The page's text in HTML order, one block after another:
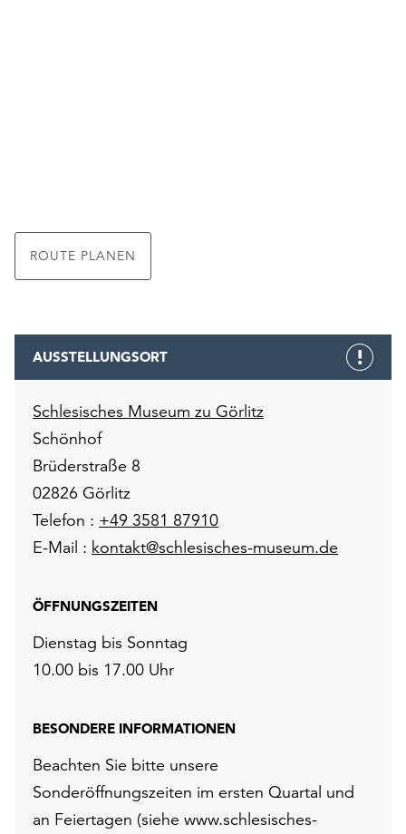
ROUTE PLANEN
AUSSTELLUNGSORT
Schlesisches Museum zu Görlitz
Schönhof
Brüderstraße 8
02826 Görlitz
Telefon : +49 3581 87910
E-Mail : kontakt@schlesisches-museum.de
ÖFFNUNGSZEITEN
Dienstag bis Sonntag
10.00 bis 17.00 Uhr
BESONDERE INFORMATIONEN
Beachten Sie bitte unsere
Sonderöffnungszeiten im ersten Quartal und
an Feiertagen (siehe www.schlesisches-